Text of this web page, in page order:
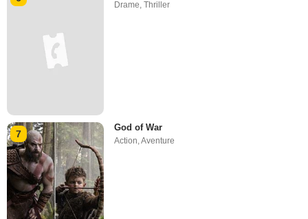
Drame ,Thriller
7
God of War
Action,Aventure